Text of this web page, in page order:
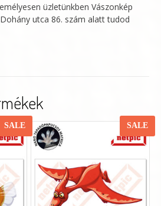
üzletünkben Vászonkép
utca 86. szám alatt tudod
SALE SALE